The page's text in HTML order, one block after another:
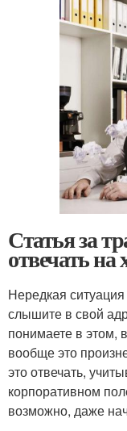
Статья за
отвечать на
Нередкая
слышите в свой
понимаете в этом,
вообще это
это отвечать,
корпоративном
возможно, даже